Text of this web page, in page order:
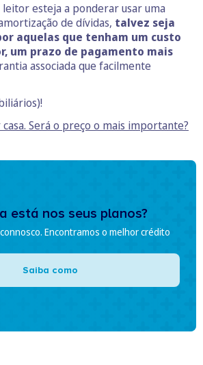
leitor esteja a ponderar usar uma
de dívidas, talvez seja
aquelas que tenham um custo
um prazo de pagamento mais
associada que facilmente
Será o preço o mais importante?
está nos seus planos?
Encontramos o melhor crédito
Saiba como